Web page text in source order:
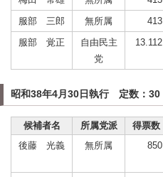
服部 三郎
無所属 413
服部 覚正
自由民主
党
13.112
昭和38年4月30日執行 定数：30
候補者名 所属党派 得票数
後藤 光義
無所属 850